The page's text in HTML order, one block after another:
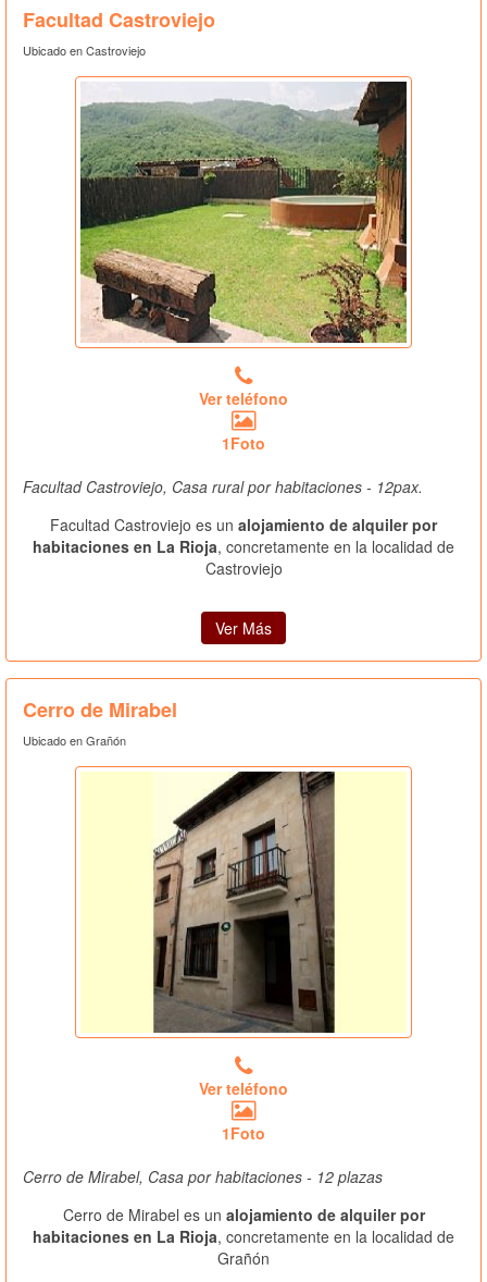
Facultad Castroviejo
Ubicado en Castroviejo
Ver teléfono
1Foto
Facultad Castroviejo, Casa rural por habitaciones - 12pax.
Facultad Castroviejo es un alojamiento de alquiler por
habitaciones en La Rioja, concretamente en la localidad de
Castroviejo
Ver Más
Cerro de Mirabel
Ubicado en Grañón
Ver teléfono
1Foto
Cerro de Mirabel, Casa por habitaciones - 12 plazas
Cerro de Mirabel es un alojamiento de alquiler por
habitaciones en La Rioja, concretamente en la localidad de
Grañón